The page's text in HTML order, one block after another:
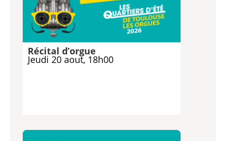
Récital d’orgue
Jeudi 20 aout, 18h00